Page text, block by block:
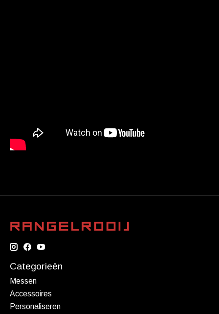
Categorieën
Messen
Accessoires
Personaliseren